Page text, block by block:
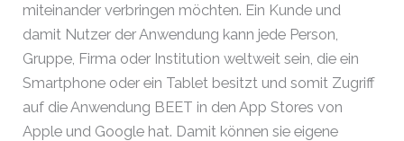
miteinander verbringen möchten. Ein Kunde und
damit Nutzer der Anwendung kann jede Person,
Gruppe, Firma oder Institution weltweit sein, die ein
Smartphone oder ein Tablet besitzt und somit Zugriff
auf die Anwendung BEET in den App Stores von
Apple und Google hat. Damit können sie eigene